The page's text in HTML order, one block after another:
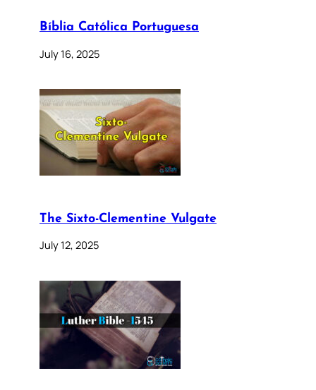
Bíblia Católica Portuguesa
July 16, 2025
The Sixto-Clementine Vulgate
July 12, 2025